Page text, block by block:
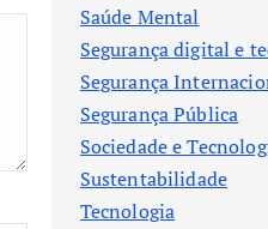
Saúde Mental
Segurança digital e
Segurança
Segurança Pública
Sociedade e
Sustentabilidade
Tecnologia